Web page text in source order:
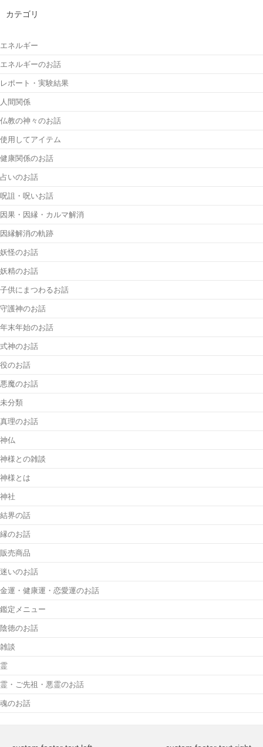
カテゴリ
エネルギー
エネルギーのお話
レポート・実験結果
人間関係
仏教の神々のお話
使用してアイテム
健康関係のお話
占いのお話
呪詛・呪いお話
因果・因縁・カルマ解消
因縁解消の軌跡
妖怪のお話
妖精のお話
子供にまつわるお話
守護神のお話
年末年始のお話
式神のお話
役のお話
悪魔のお話
未分類
真理のお話
神仏
神様との雑談
神様とは
神社
結界の話
縁のお話
販売商品
迷いのお話
金運・健康運・恋愛運のお話
鑑定メニュー
陰徳のお話
雑談
霊
霊・ご先祖・悪霊のお話
魂のお話